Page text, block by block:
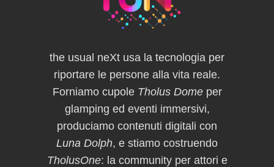
the usual neXt usa la tecnologia per
riportare le persone alla vita reale.
Forniamo cupole Tholus Domeper
glamping ed eventi immersivi,
produciamo contenuti digitali con
Luna Dolph, e stiamo costruendo
TholusOne: la community per attori e